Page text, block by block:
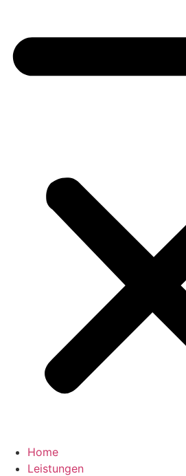
Home
Leistungen